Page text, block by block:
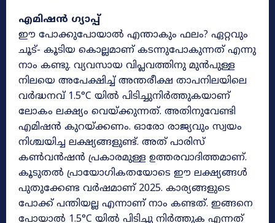
എമിഷൻ ഗ്യാപ്പ്
ഈ പോക്കുപോയാൽ എന്താകും ഫലം? ഏറ്റവും
ചൂട്- കൂടിയ കൊല്ലമാണ് കടന്നുപോകുന്നത് എന്നു
നാം കണ്ടു. വ്യവസായ വിപ്ലവത്തിനു മുൻപുള്ള
നിലയെ അപേക്ഷിച്ച് അന്തരീക്ഷ താപനിലയിലെ
വർദ്ധനവ് 1.5°C യിൽ പിടിച്ചുനിർത്തുകയാണ്
ലോകം ലക്ഷ്യം വെയ്ക്കുന്നത്. അതിനുവേണ്ടി
എമിഷൻ കുറയ്ക്കണം. ഓരോ രാജ്യവും സ്വയം
നിശ്ചയിച്ച ലക്ഷ്യങ്ങളുണ്ട്. അത് പാരിസ്
കൺവൻഷൻ പ്രകാരമുള്ള ഉത്തരവാദിത്തമാണ്.
കൂടുതൽ പ്രായോഗികതയോടെ ഈ ലക്ഷ്യങ്ങൾ
പുതുക്കേണ്ട വർഷമാണ് 2025. കാര്യങ്ങളുടെ
പോക്ക് പന്തിയല്ല എന്നാണ് നാം കണ്ടത്. ഇങ്ങനെ
പോയാൽ 1.5°C യിൽ പിടിച്ചു നിർത്തുക എന്നത്